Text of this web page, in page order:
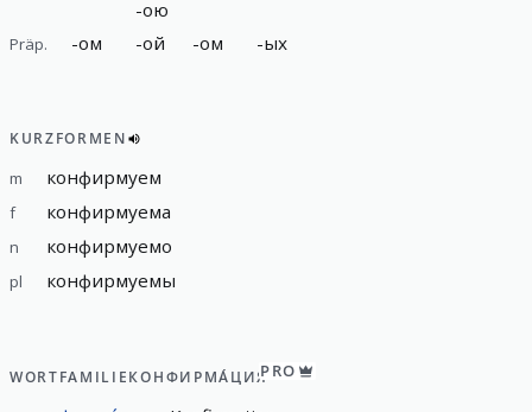
-ою
Präp. -ом -ой -ом -ых
KURZFORMEN
m конфирмуем
f конфирмуема
n конфирмуемо
pl конфирмуемы
WORTFAMILIEКОНФИРМА́ЦИЯPRO